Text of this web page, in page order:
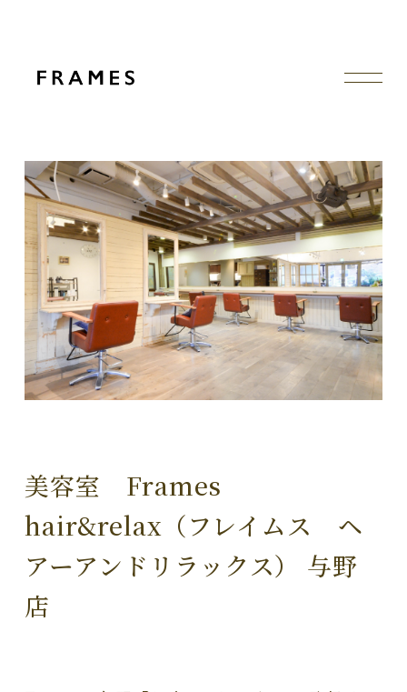
美容室 Frames
hair&relax（フレイムス ヘ
アーアンドリラックス） 与野
店